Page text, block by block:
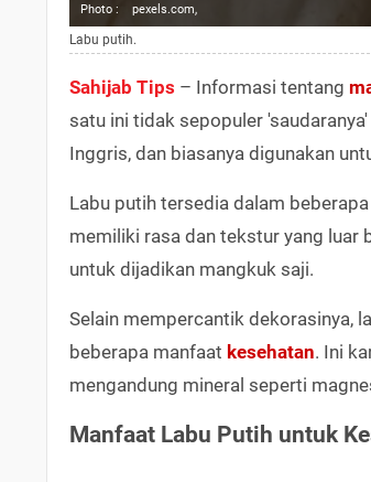
Photo : pexels.com,
Labu putih.
Sahijab Tips – Informasi tentang
satu ini tidak sepopuler
Inggris, dan biasanya digunakan
Labu putih tersedia dalam
memiliki rasa dan tekstur yang luar
untuk dijadikan mangkuk saji.
Selain mempercantik dekorasinya,
beberapa manfaat kesehatan. Ini
mengandung mineral seperti
Manfaat Labu Putih untuk